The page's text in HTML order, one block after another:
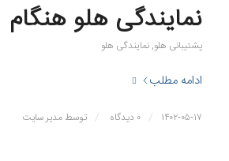
نمایندگی هلو هنگام
پشتیبانی هلو,نمایندگی هلو
ادامه مطلب
۱۴۰۲-۰۵-۱۷ / ۰ دیدگاه / توسط مدیر سایت